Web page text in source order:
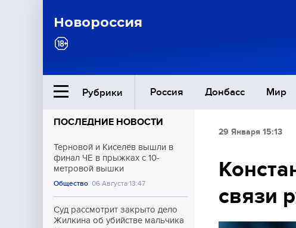
Новороссия
Рубрики Россия Донбасс Мир
Ближний Восток
Общество
Культура
ПОСЛЕДНИЕ НОВОСТИ
Терновой и Киселёв вышли в
финал ЧЕ в прыжках с 10-
метровой вышки
Общество 06 Августа 13:47
Суд рассмотрит закрыто дело
Жилкина об убийстве мальчика
29 Января 15:13
связи